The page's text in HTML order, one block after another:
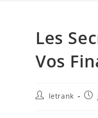
Les
Vos
Postletrank